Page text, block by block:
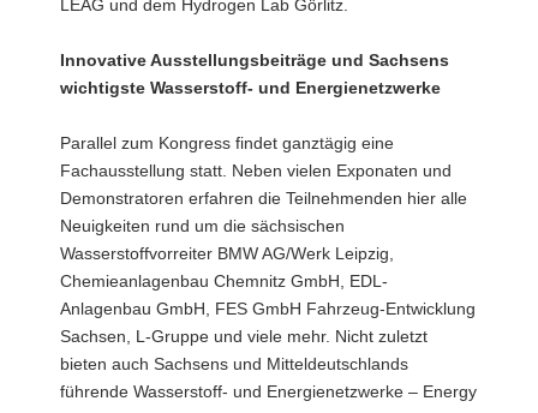
LEAG und dem Hydrogen Lab Görlitz.
Innovative Ausstellungsbeiträge und Sachsens
wichtigste Wasserstoff- und Energienetzwerke
Parallel zum Kongress findet ganztägig eine
Fachausstellung statt. Neben vielen Exponaten und
Demonstratoren erfahren die Teilnehmenden hier alle
Neuigkeiten rund um die sächsischen
Wasserstoffvorreiter BMW AG/Werk Leipzig,
Chemieanlagenbau Chemnitz GmbH, EDL-
Anlagenbau GmbH, FES GmbH Fahrzeug-Entwicklung
Sachsen, L-Gruppe und viele mehr. Nicht zuletzt
bieten auch Sachsens und Mitteldeutschlands
führende Wasserstoff- und Energienetzwerke – Energy